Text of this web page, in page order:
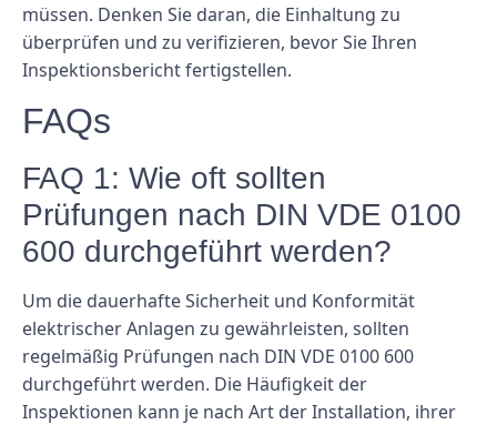
müssen. Denken Sie daran, die Einhaltung zu
überprüfen und zu verifizieren, bevor Sie Ihren
Inspektionsbericht fertigstellen.
FAQs
FAQ 1: Wie oft sollten
Prüfungen nach DIN VDE 0100
600 durchgeführt werden?
Um die dauerhafte Sicherheit und Konformität
elektrischer Anlagen zu gewährleisten, sollten
regelmäßig Prüfungen nach DIN VDE 0100 600
durchgeführt werden. Die Häufigkeit der
Inspektionen kann je nach Art der Installation, ihrer